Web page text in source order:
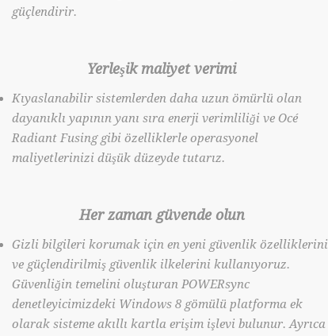
güçlendirir.
Yerleşik maliyet verimi
Kıyaslanabilir sistemlerden daha uzun ömürlü olan
dayanıklı yapının yanı sıra enerji verimliliği ve Océ
Radiant Fusing gibi özelliklerle operasyonel
maliyetlerinizi düşük düzeyde tutarız.
Her zaman güvende olun
Gizli bilgileri korumak için en yeni güvenlik özelliklerini
ve güçlendirilmiş güvenlik ilkelerini kullanıyoruz.
Güvenliğin temelini oluşturan POWERsync
denetleyicimizdeki Windows 8 gömülü platforma ek
olarak sisteme akıllı kartla erişim işlevi bulunur. Ayrıca